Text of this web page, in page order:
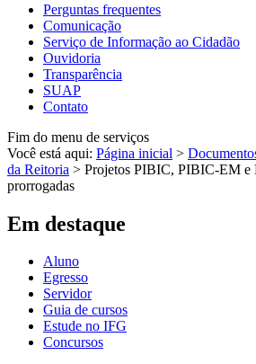
Perguntas frequentes
Comunicação
Serviço de Informação ao Cidadão
Ouvidoria
Transparência
SUAP
Contato
Fim do menu de serviços
Você está aqui: Página inicial >
da Reitoria > Projetos PIBIC, PIBIC-EM e
prorrogadas
Em destaque
Aluno
Egresso
Servidor
Guia de cursos
Estude no IFG
Concursos